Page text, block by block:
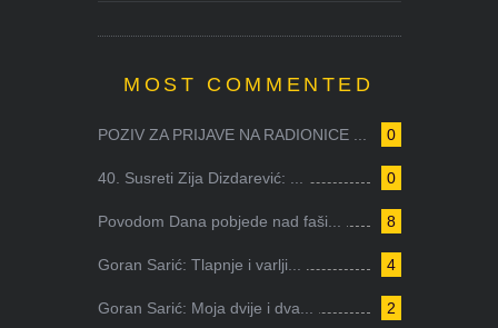
MOST COMMENTED
0
POZIV ZA PRIJAVE NA RADIONICE ...
0
40. Susreti Zija Dizdarević: ...
8
Povodom Dana pobjede nad faši...
4
Goran Sarić: Tlapnje i varlji...
2
Goran Sarić: Moja dvije i dva...